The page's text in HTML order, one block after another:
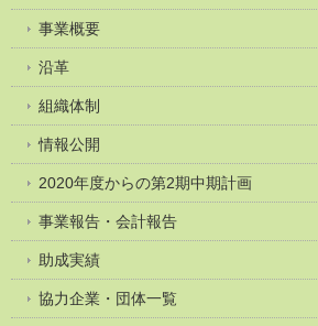
事業概要
沿革
組織体制
情報公開
2020年度からの第2期中期計画
事業報告・会計報告
助成実績
協力企業・団体一覧